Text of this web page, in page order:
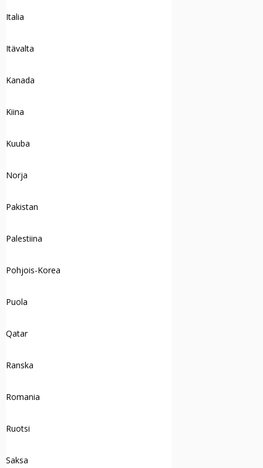
Italia
Itävalta
Kanada
Kiina
Kuuba
Norja
Pakistan
Palestiina
Pohjois-Korea
Puola
Qatar
Ranska
Romania
Ruotsi
Saksa